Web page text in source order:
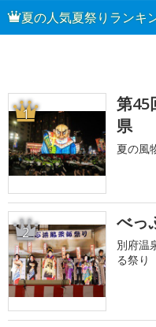
夏の人気夏祭りランキ
1
第45
県
夏の風
2 べっ
別府温
る祭り